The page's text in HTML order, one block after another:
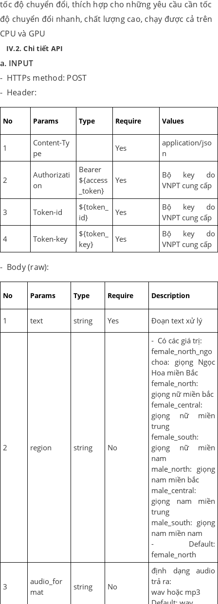
tốc độ chuyển đổi, thích hợp cho những yêu cầu cần tốc
độ chuyển đổi nhanh, chất lượng cao, chạy được cả trên
CPU và GPU
IV.2. Chi tiết API
a. INPUT
- HTTPs method: POST
- Header:
No Params Type Require Values
1
Content-Ty
pe
Yes
application/jso
n
2
Authorizati
on
Bearer
${access
_token}
Yes
Bộ key do
VNPT cung cấp
3 Token-id
${token_
id}
Yes
Bộ key do
VNPT cung cấp
4 Token-key
${token_
key}
Yes
Bộ key do
VNPT cung cấp
- Body (raw):
No Params Type Require Description
1 text string Yes Đoạn text xử lý
2 region string No
- Có các giá trị:
female_north_ngo
choa: giọng Ngọc
Hoa miền Bắc
female_north:
giọng nữ miền bắc
female_central:
giọng nữ miền
trung
female_south:
giọng nữ miền
nam
male_north: giọng
nam miền bắc
male_central:
giọng nam miền
trung
male_south: giọng
nam miền nam
- Default:
female_north
3
audio_for
mat
string No
định dạng audio
trả ra:
wav hoặc mp3